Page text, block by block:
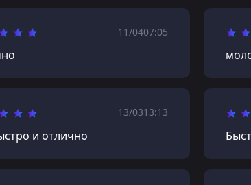
11/0407:05
13/0313:13
и отлично